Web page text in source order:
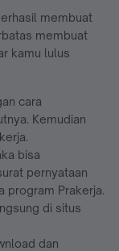
membuat
membuat
kamu lulus
cara
Kemudian
bisa
pernyataan
program Prakerja.
di situs
dan